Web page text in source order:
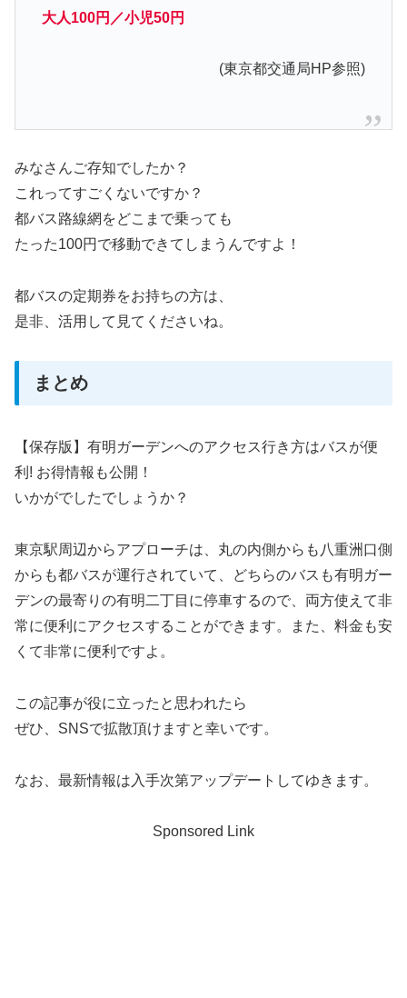
大人100円／小児50円
(東京都交通局HP参照)
みなさんご存知でしたか？
これってすごくないですか？
都バス路線網をどこまで乗っても
たった100円で移動できてしまうんですよ！
都バスの定期券をお持ちの方は、
是非、活用して見てくださいね。
まとめ
【保存版】有明ガーデンへのアクセス行き方はバスが便
利! お得情報も公開！
いかがでしたでしょうか？
東京駅周辺からアプローチは、丸の内側からも八重洲口側
からも都バスが運行されていて、どちらのバスも有明ガー
デンの最寄りの有明二丁目に停車するので、両方使えて非
常に便利にアクセスすることができます。また、料金も安
くて非常に便利ですよ。
この記事が役に立ったと思われたら
ぜひ、SNSで拡散頂けますと幸いです。
なお、最新情報は入手次第アップデートしてゆきます。
Sponsored Link